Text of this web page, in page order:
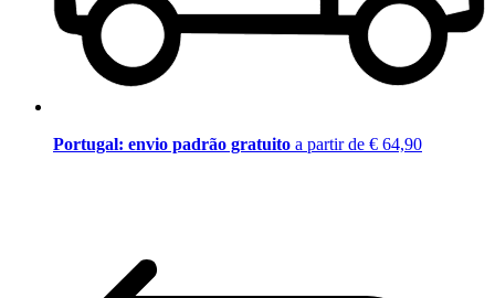
Portugal: envio padrão gratuito a partir de € 64,90